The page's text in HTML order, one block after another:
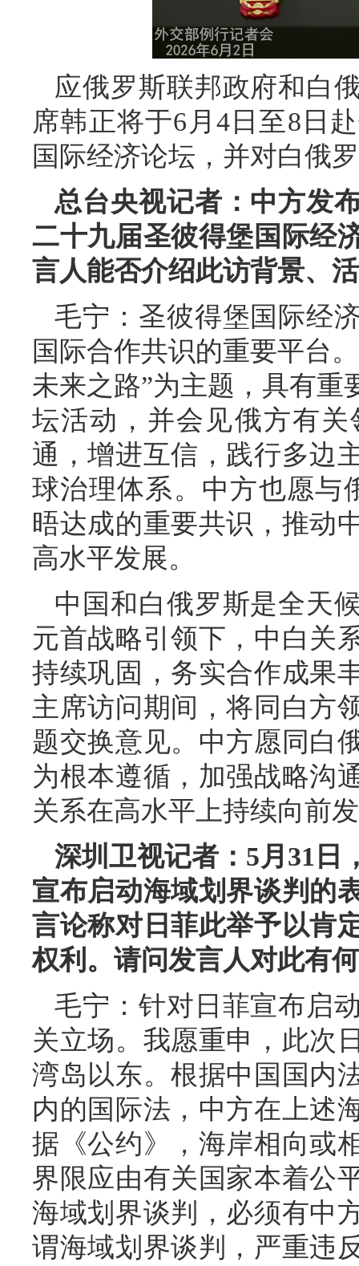
应俄罗斯联邦政府和白
席韩正将于6月4日至8日
国际经济论坛，并对白俄
总台央视记者：中方发
二十九届圣彼得堡国际经
言人能否介绍此访背景、
毛宁：圣彼得堡国际经
国际合作共识的重要平台
未来之路”为主题，具有
坛活动，并会见俄方有
通，增进互信，践行多边
球治理体系。中方也愿与
晤达成的重要共识，推动
高水平发展。
中国和白俄罗斯是全天
元首战略引领下，中白关
持续巩固，务实合作成果
主席访问期间，将同白方
题交换意见。中方愿同白
为根本遵循，加强战略沟
关系在高水平上持续向前
深圳卫视记者：5月31日
宣布启动海域划界谈判的
言论称对日菲此举予以肯
权利。请问发言人对此有
毛宁：针对日菲宣布启
关立场。我愿重申，此次
湾岛以东。根据中国国内
内的国际法，中方在上述
据《公约》，海岸相向或
界限应由有关国家本着公
海域划界谈判，必须有中
谓海域划界谈判，严重违